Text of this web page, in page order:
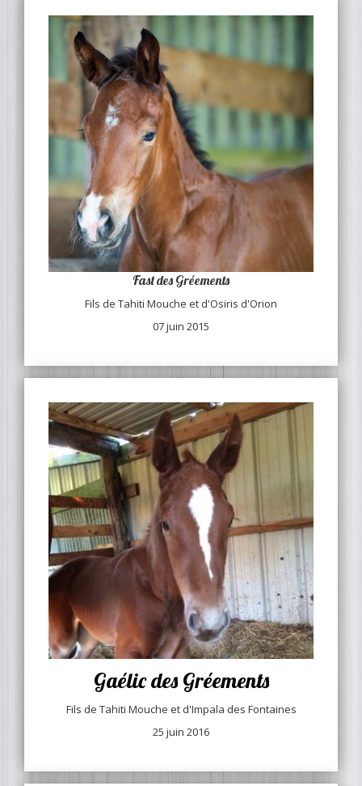
Fast des Gréements
Fils de Tahiti Mouche et d'Osiris d'Orion
07 juin 2015
Gaélic des Gréements
Fils de Tahiti Mouche et d'Impala des Fontaines
25 juin 2016